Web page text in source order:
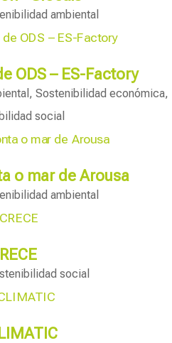
ambiental
ODS – ES-Factory
, Sostenibilidad económica,
social
o mar de Arousa
ambiental
social